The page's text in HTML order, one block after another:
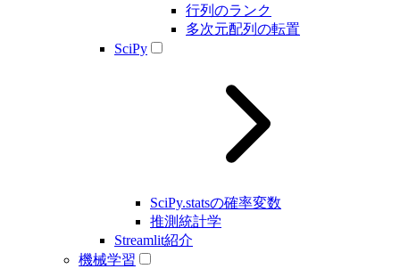
行列のランク
多次元配列の転置
SciPy
SciPy.statsの確率変数
推測統計学
Streamlit紹介
機械学習